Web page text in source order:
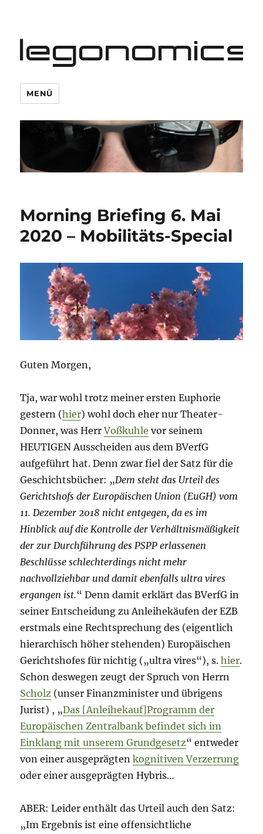
legonomics
MENÜ
Morning Briefing 6. Mai
2020 – Mobilitäts-Special
Guten Morgen,
Tja, war wohl trotz meiner ersten Euphorie
gestern (hier) wohl doch eher nur Theater-
Donner, was HerrVoßkuhle vor seinem
HEUTIGEN Ausscheiden aus dem BVerfG
aufgeführt hat. Denn zwar fiel der Satz für die
Geschichtsbücher: „Dem steht das Urteil des
Gerichtshofs der Europäischen Union (EuGH) vom
11. Dezember 2018 nicht entgegen, da es im
Hinblick auf die Kontrolle der Verhältnismäßigkeit
der zur Durchführung des PSPP erlassenen
Beschlüsse schlechterdings nicht mehr
nachvollziehbar und damit ebenfalls ultra vires
ergangen ist.“ Denn damit erklärt das BVerfG in
seiner Entscheidung zu Anleihekäufen der EZB
erstmals eine Rechtsprechung des (eigentlich
hierarchisch höher stehenden) Europäischen
Gerichtshofes für nichtig („ultra vires“), s.hier.
Schon deswegen zeugt der Spruch von Herrn
Scholz (unser Finanzminister und übrigens
Jurist) , „Das [Anleihekauf]Programm der
Europäischen Zentralbank befindet sich im
Einklang mit unserem Grundgesetz“ entweder
von einer ausgeprägtenkognitiven Verzerrung
oder einer ausgeprägten Hybris…
ABER: Leider enthält das Urteil auch den Satz:
„Im Ergebnis ist eine offensichtliche